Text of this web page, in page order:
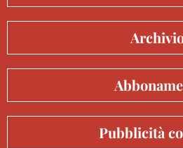
Pubblicità